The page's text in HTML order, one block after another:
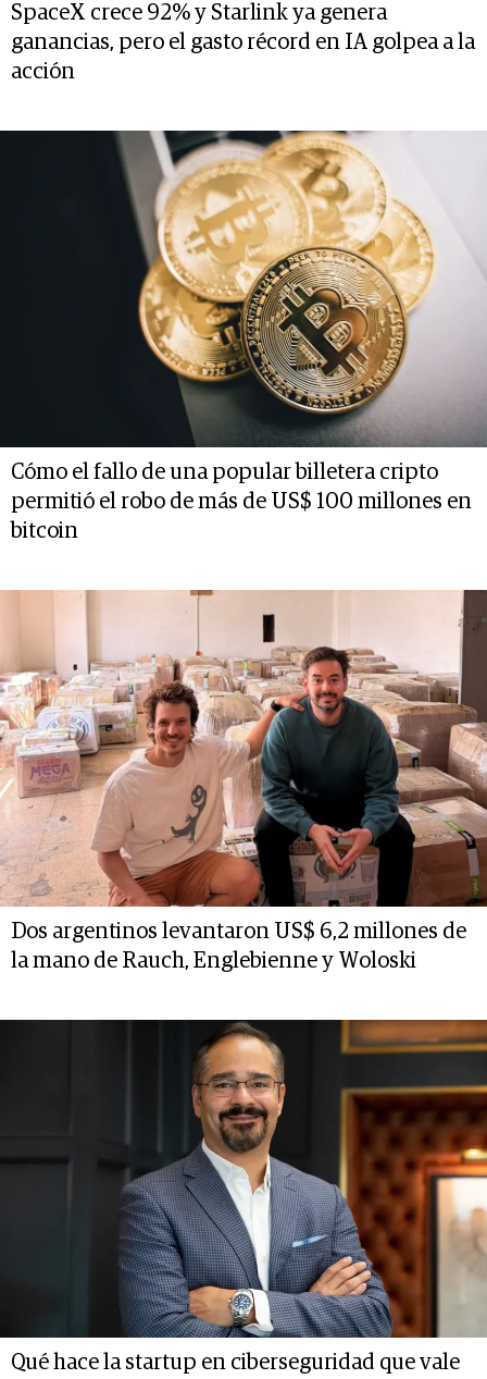
SpaceX crece 92% y Starlink ya genera
ganancias, pero el gasto récord en IA golpea a la
acción
Cómo el fallo de una popular billetera cripto
permitió el robo de más de US$ 100 millones en
bitcoin
Dos argentinos levantaron US$ 6,2 millones de
la mano de Rauch, Englebienne y Woloski
Qué hace la startup en ciberseguridad que vale